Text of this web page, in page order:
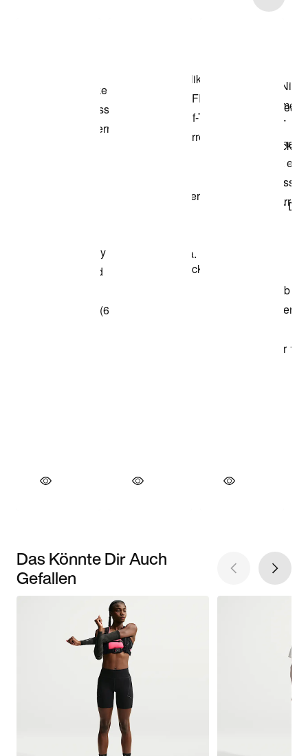
Das Könnte Dir Auch
Gefallen